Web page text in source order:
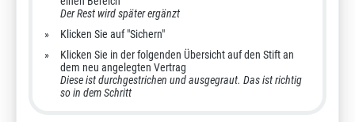
Der Rest wird später ergänzt
Klicken Sie auf "Sichern"
Klicken Sie in der folgenden Übersicht auf den Stift an
dem neu angelegten Vertrag
Diese ist durchgestrichen und ausgegraut. Das ist richtig
so in dem Schritt